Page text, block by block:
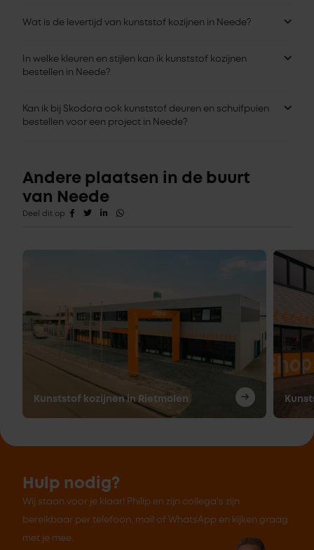
Wat is de levertijd van kunststof kozijnen in Neede?
In welke kleuren en stijlen kan ik kunststof kozijnen
bestellen in Neede?
Kan ik bij Skodora ook kunststof deuren en schuifpuien
bestellen voor een project in Neede?
Andere plaatsen in de buurt
van Neede
Deel dit op
Kunststof kozijnen in Rietmolen
Hulp nodig?
Wij staan voor je klaar! Philip en zijn collega's zijn
bereikbaar per telefoon, mail of WhatsApp en kijken graag
met je mee.